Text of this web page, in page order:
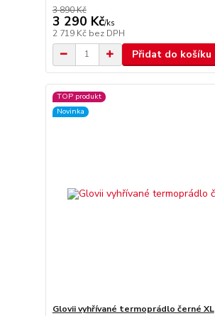
3 890 Kč
3 290 Kč/ks
2 719 Kč bez DPH
Přidat do košíku
TOP produkt
Novinka
Glovii vyhřívané termoprádlo černé XL